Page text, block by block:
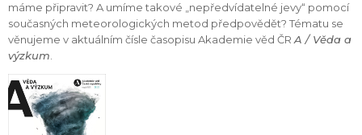
máme připravit? A umíme takové „nepředvídatelné jevy“ pomocí
současných meteorologických metod předpovědět? Tématu se
věnujeme v aktuálním čísle časopisu Akademie věd ČR A / Věda a
výzkum